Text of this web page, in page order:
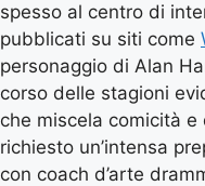
spesso al centro di
pubblicati su siti come
personaggio di Alan
corso delle stagioni
che miscela comicità
richiesto un’intensa
con coach d’arte